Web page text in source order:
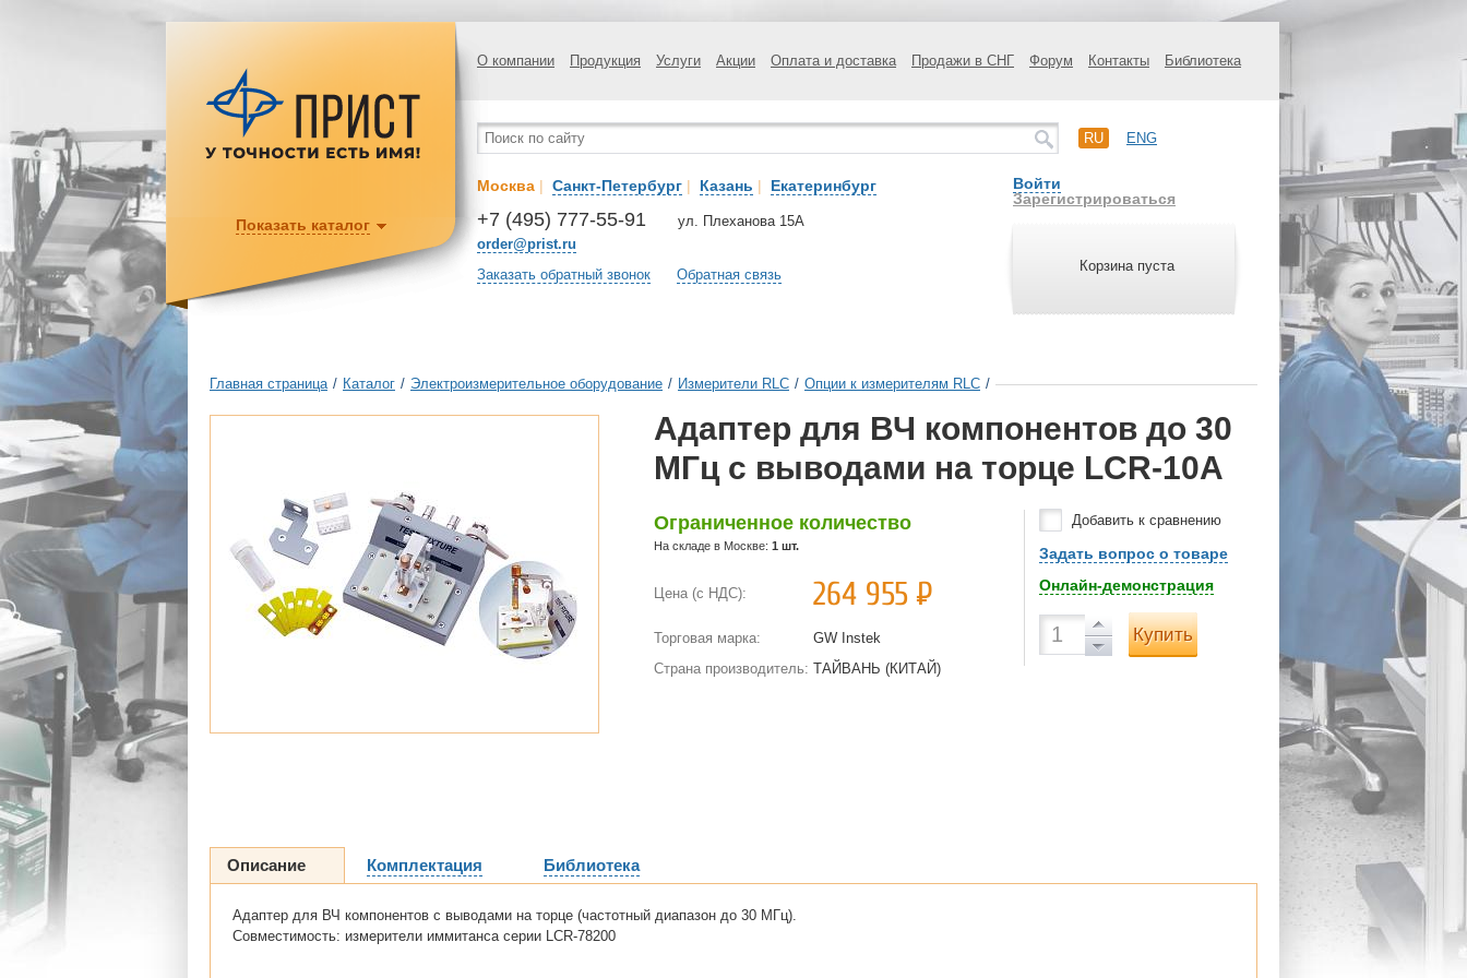
О компании Продукция Услуги Акции Оплата и доставка Продажи в СНГ Форум Контакты Библиотека
RU ENG
Москва | Санкт-Петербург | Казань | Екатеринбург
+7 (495) 777-55-91
order@prist.ru
ул. Плеханова 15А
Заказать обратный звонок Обратная связь
Войти
Зарегистрироваться
Корзина пуста
Показать каталог
Главная страница / Каталог / Электроизмерительное оборудование / Измерители RLC / Опции к измерителям RLC /
Адаптер для ВЧ компонентов до 30
МГц c выводами на торце LCR-10A
Ограниченное количество
На складе в Москве: 1 шт.
Цена (с НДС): 264 955 Р
Торговая марка:
GW Instek
Страна производитель: ТАЙВАНЬ (КИТАЙ)
Добавить к сравнению
Задать вопрос о товаре
Онлайн-демонстрация
Купить
Описание Комплектация Библиотека
Адаптер для ВЧ компонентов с выводами на торце (частотный диапазон до 30 МГц).
Совместимость: измерители иммитанса серии LCR-78200